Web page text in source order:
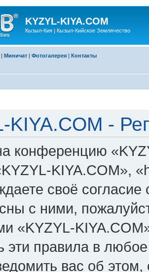
KYZYL-KIYA.COM
Кызыл-Кия | Кызыл-Кийское Землячество
| Миничат | Фотогалерея | Контакты
KIYA.COM -
конференцию
KIYA.COM»,
своё
с ними,
«KYZYL-
эти правила в
вас об